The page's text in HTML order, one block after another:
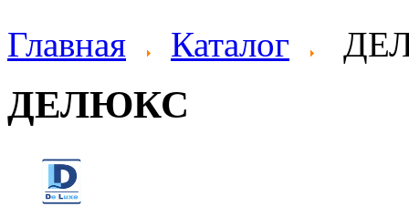
Главная Каталог
ДЕЛЮКС